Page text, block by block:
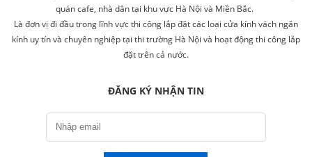
quán cafe, nhà dân tại khu vực Hà Nội và Miền Bắc.
Là đơn vị đi đầu trong lĩnh vực thi công lắp đặt các loại cửa kính vách ngăn
kính uy tín và chuyên nghiệp tại thi trường Hà Nội và hoạt động thi công lắp
đặt trên cả nước.
ĐĂNG KÝ NHẬN TIN